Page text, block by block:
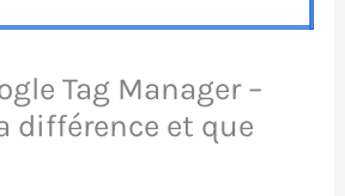
Tag Manager –
différence et que